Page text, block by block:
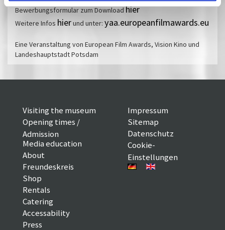
Bewerbungsformular zum Download hier
Weitere Infos hierund unter: yaa.europeanfilmawards.eu
Eine Veranstaltung von European Film Awards, Vision Kino und
Landeshauptstadt Potsdam
Visiting the museum
Opening times /
Admission
Media education
About
Freundeskreis
Shop
Rentals
Catering
Accessability
Press
Impressum
Sitemap
Datenschutz
Cookie-
Einstellungen